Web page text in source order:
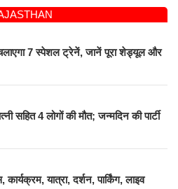
7 स्पेशल ट्रेनें, जानें पूरा शेड्यूल और
सहित 4 लोगों की मौत; जन्मदिन की पार्टी
यात्रा, दर्शन, पार्किंग, लाइव